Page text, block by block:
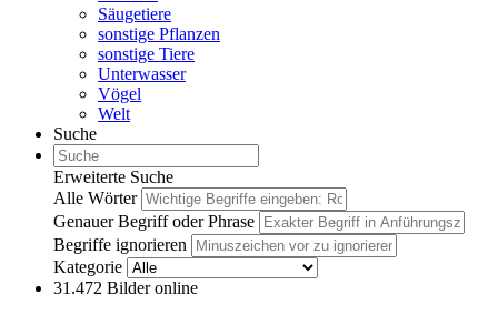
Säugetiere
sonstige Pflanzen
sonstige Tiere
Unterwasser
Vögel
Welt
Suche
Erweiterte Suche
Alle Wörter
Genauer Begriff oder Phrase
Begriffe ignorieren
Kategorie
31.472 Bilder online